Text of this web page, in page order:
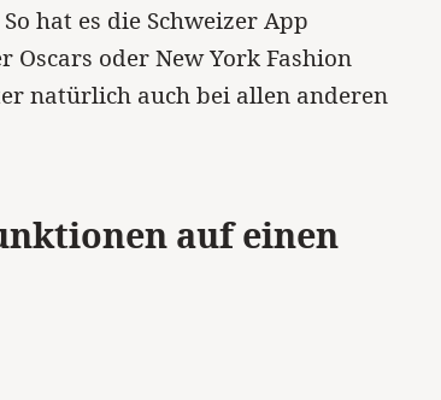
hat es die Schweizer App
oder New York Fashion
natürlich auch bei allen anderen
auf einen